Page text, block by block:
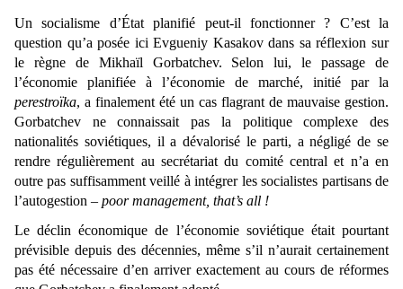
Un socialisme d’État planifié peut-il fonctionner ? C’est la
question qu’a posée ici Evgueniy Kasakov dans sa réflexion sur
le règne de Mikhaïl Gorbatchev. Selon lui, le passage de
l’économie planifiée à l’économie de marché, initié par la
perestroïka, a finalement été un cas flagrant de mauvaise gestion.
Gorbatchev ne connaissait pas la politique complexe des
nationalités soviétiques, il a dévalorisé le parti, a négligé de se
rendre régulièrement au secrétariat du comité central et n’a en
outre pas suffisamment veillé à intégrer les socialistes partisans de
l’autogestion ‒ poor management, that’s all !
Le déclin économique de l’économie soviétique était pourtant
prévisible depuis des décennies, même s’il n’aurait certainement
pas été nécessaire d’en arriver exactement au cours de réformes